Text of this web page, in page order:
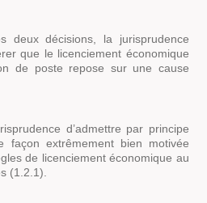
deux décisions, la jurisprudence
que le licenciement économique
de poste repose sur une cause
d’admettre par principe
façon extrêmement bien motivée
de licenciement économique au
(1.2.1).